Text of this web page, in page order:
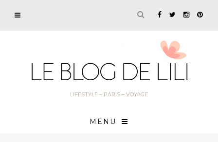
LIFESTYLE – PARIS – VOYAGE
MENU